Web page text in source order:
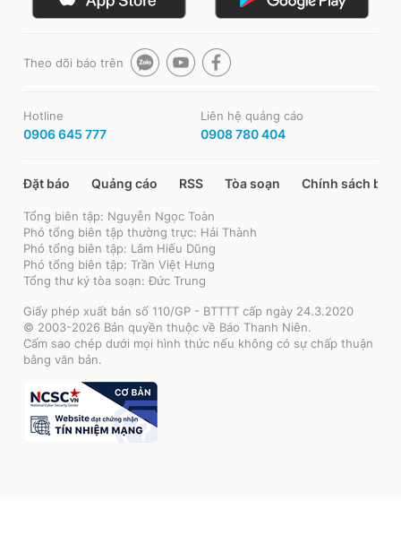
Theo dõi báo trên
Hotline
0906 645 777
Liên hệ quảng cáo
0908 780 404
Đặt báo Quảng cáo RSS Tòa soạn Chính sách bảo
Tổng biên tập: Nguyễn Ngọc Toàn
Phó tổng biên tập thường trực: Hải Thành
Phó tổng biên tập: Lâm Hiếu Dũng
Phó tổng biên tập: Trần Việt Hưng
Tổng thư ký tòa soạn: Đức Trung
Giấy phép xuất bản số 110/GP - BTTTT cấp ngày 24.3.2020
© 2003-2026 Bản quyền thuộc về Báo Thanh Niên.
Cấm sao chép dưới mọi hình thức nếu không có sự chấp thuận
bằng văn bản.